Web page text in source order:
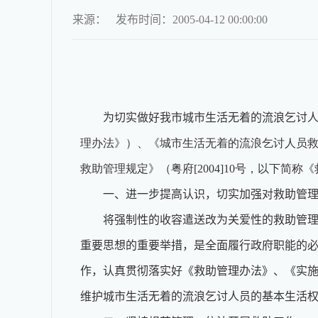
来源： 发布时间：2005-04-12 00:00:00
为切实做好我市城市生活无着的流浪乞讨
理办法》）、《城市生活无着的流浪乞讨人员
救助管理规定》（粤府[2004]10号，以下简称
一、进一步提高认识，切实加强对救助管
将强制性的收容遣送改为关爱性的救助管
重要思想的重要举措，是全面履行政府职能的
作，认真贯彻落实好《救助管理办法》、《实
维护城市生活无着的流浪乞讨人员的基本生活